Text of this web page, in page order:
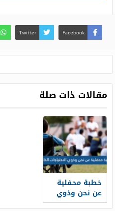
Facebook
Twitter
مقالات ذات صلة
خطبة محفلية
عن نحن وذوي
الاحتياجات